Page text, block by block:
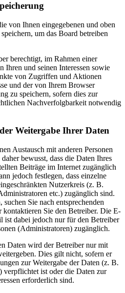
von Ihnen eingegebenen und oben
um das Board betreiben
berechtigt, im Rahmen einer
Ihren und seinen Interessen sowie
von Zugriffen und Aktionen
und der von Ihrem Browser
zu speichern, sofern dies zur
Nachverfolgbarkeit notwendig
Weitergabe Ihrer Daten
Austausch mit anderen Personen
bewusst, dass die Daten Ihres
Beiträge im Internet zugänglich
jedoch festlegen, dass einzelne
Nutzerkreis (z. B.
etc.) zugänglich sind.
Sie nach entsprechenden
Sie den Betreiber. Die E-
ist dabei jedoch nur für den Betreiber
(Administratoren) zugänglich.
Daten wird der Betreiber nur mit
Dies gilt nicht, sofern er
zur Weitergabe der Daten (z. B.
verpflichtet ist oder die Daten zur
erforderlich sind.